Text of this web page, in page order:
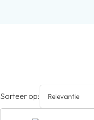
Sorteer op: